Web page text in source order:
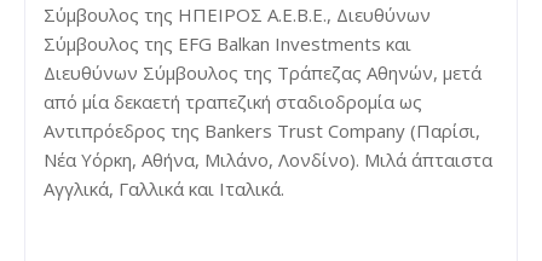
Σύμβουλος της ΗΠΕΙΡΟΣ Α.Ε.Β.Ε., Διευθύνων
Σύμβουλος της EFG Balkan Investments και
Διευθύνων Σύμβουλος της Τράπεζας Αθηνών, μετά
από μία δεκαετή τραπεζική σταδιοδρομία ως
Αντιπρόεδρος της Bankers Trust Company (Παρίσι,
Νέα Υόρκη, Αθήνα, Μιλάνο, Λονδίνο). Μιλά άπταιστα
Αγγλικά, Γαλλικά και Ιταλικά.